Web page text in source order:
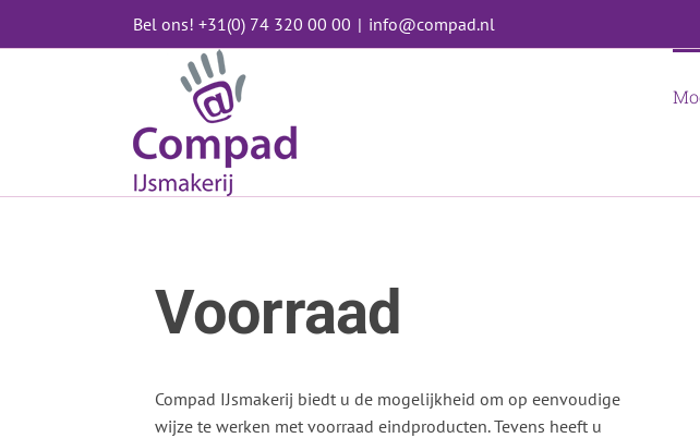
Bel ons! +31(0) 74 320 00 00 | info@compad.nl
Voorraad
Compad IJsmakerij biedt u de mogelijkheid om op eenvoudige
wijze te werken met voorraad eindproducten. Tevens heeft u